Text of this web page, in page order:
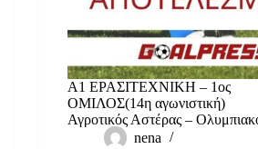
Α1 ΕΡΑΣΙΤΕΧΝΙΚΗ – 1ος
ΟΜΙΛΟΣ(14η αγωνιστική)
Αγροτικός Αστέρας –
nena